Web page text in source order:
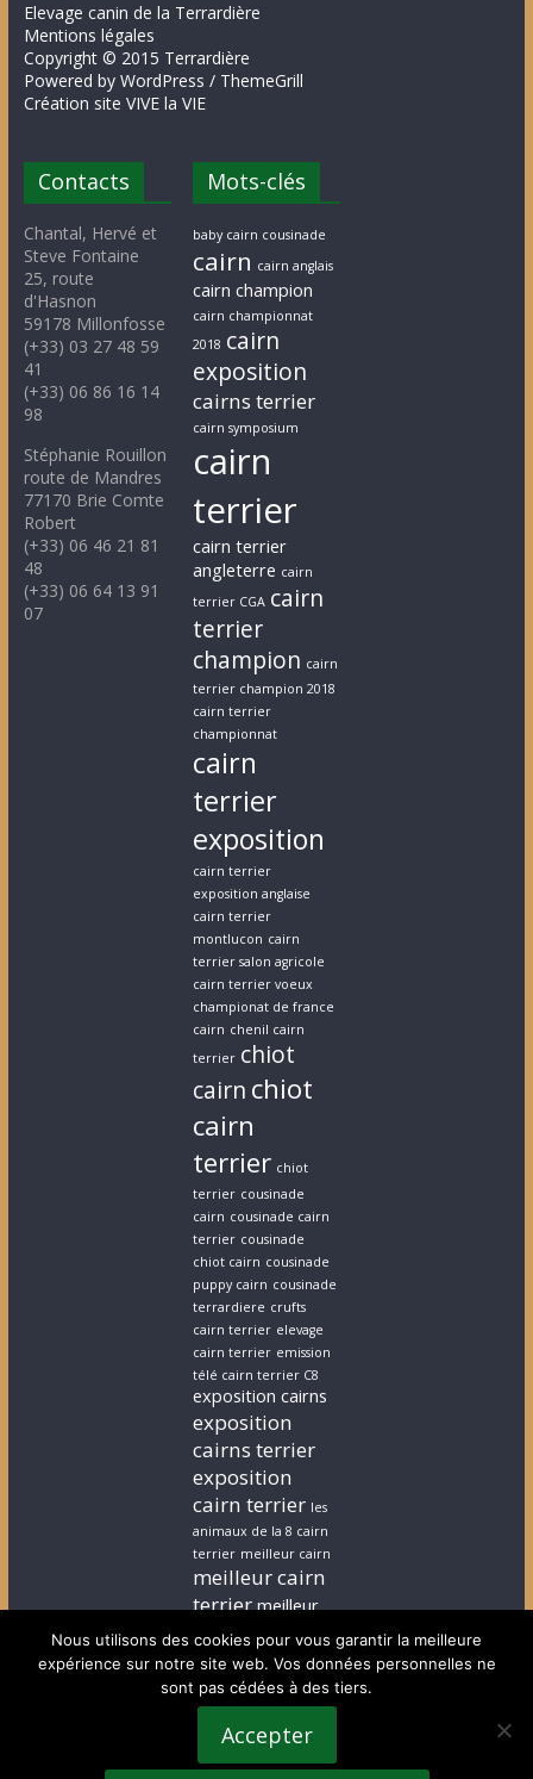
Elevage canin de la Terrardière
Mentions légales
Copyright © 2015 Terrardière
Powered by WordPress / ThemeGrill
Création site VIVE la VIE
Contacts
Chantal, Hervé et
Steve Fontaine
25, route
d'Hasnon
59178 Millonfosse
(+33) 03 27 48 59
41
(+33) 06 86 16 14
98
Stéphanie Rouillon
route de Mandres
77170 Brie Comte
Robert
(+33) 06 46 21 81
48
(+33) 06 64 13 91
07
Mots-clés
baby cairn cousinade
cairn cairn anglais
cairn champion
cairn championnat
2018 cairn
exposition
cairns terrier
cairn symposium
cairn
terrier
cairn terrier
angleterre cairn
terrier CGA cairn
terrier
champion cairn
terrier champion 2018
cairn terrier
championnat
cairn
terrier
exposition
cairn terrier
exposition anglaise
cairn terrier
montlucon cairn
terrier salon agricole
cairn terrier voeux
championat de france
cairn chenil cairn
terrier chiot
cairn chiot
cairn
terrier chiot
terrier cousinade
cairn cousinade cairn
terrier cousinade
chiot cairn cousinade
puppy cairn cousinade
terrardiere crufts
cairn terrier elevage
cairn terrier emission
télé cairn terrier C8
exposition cairns
exposition
cairns terrier
exposition
cairn terrier les
animaux de la 8 cairn
terrier meilleur cairn
meilleur cairn
terrier meilleur
elevage cairn
terrier
stephanie
cairn terrier
stephanie
chiot cairn terrier
terrardiere voeux
terrier terrier ecossais
voeux cairn terrier
Nous utilisons des cookies pour vous garantir la meilleure
expérience sur notre site web. Vos données personnelles ne
sont pas cédées à des tiers.
Accepter